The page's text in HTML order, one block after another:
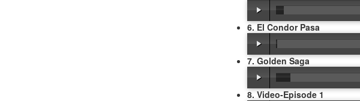
6. El Condor Pasa
7. Golden Saga
8. Video-Episode 1